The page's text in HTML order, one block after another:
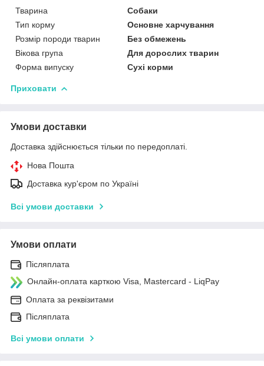
Тварина
Собаки
Тип корму
Основне харчування
Розмір породи тварин
Без обмежень
Вікова група
Для дорослих тварин
Форма випуску
Сухі корми
Приховати
Умови доставки
Доставка здійснюється тільки по передоплаті.
Нова Пошта
Доставка кур'єром по Україні
Всі умови доставки
Умови оплати
Післяплата
Онлайн-оплата карткою Visa, Mastercard - LiqPay
Оплата за реквізитами
Післяплата
Всі умови оплати